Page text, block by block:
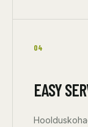
04
EASY